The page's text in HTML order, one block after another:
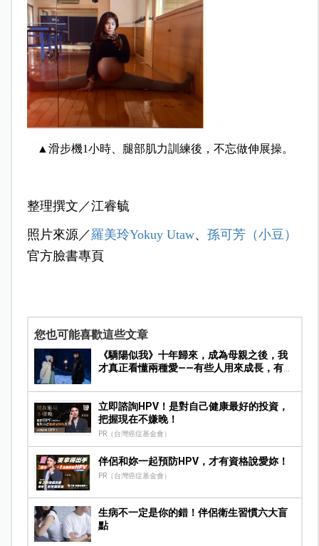
▲ 滑步機1小時、腿部肌力訓練後，不忘做伸展操。
整理撰文／江睿毓
照片來源／羅美玲Yokuy Utaw、 孫可芳（小豆）
官方臉書專頁
您也可能喜歡這些文章
《驕陽似我》十年歸來，成為母親之後，我
才真正看懂兩種愛——有些人用來成長，有些
立即諮詢HPV！是對自己健康最好的投資，
把握現在不嫌晚！
PR（台灣癌症基金會）
伴侶和妳一起預防HPV，才有資格說愛妳！
PR（台灣癌症基金會）
生病不一定是你的錯！伴侶衛生習慣六大盲
點